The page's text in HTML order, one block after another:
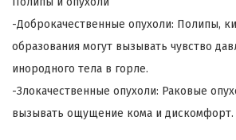
-Доброкачественные опухоли: Полипы,
образования могут вызывать чувство
инородного тела в горле.
-Злокачественные опухоли: Раковые
вызывать ощущение кома и дискомфорт.